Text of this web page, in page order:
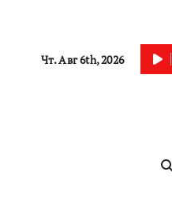
Чт. Авг 6th, 2026